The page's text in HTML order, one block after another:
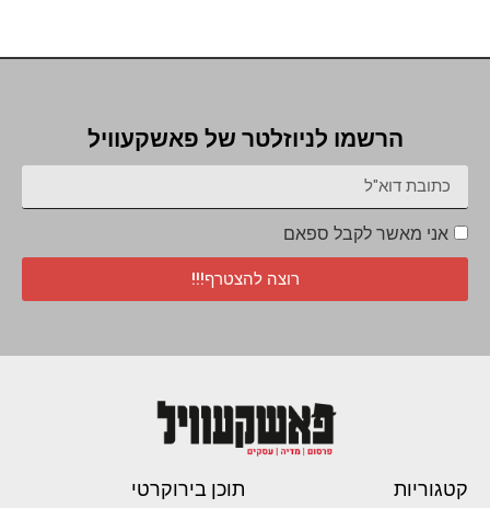
הרשמו לניוזלטר של פאשקעוויל
אני מאשר לקבל ספאם
רוצה להצטרף!!!
קטגוריות תוכן בירוקרטי